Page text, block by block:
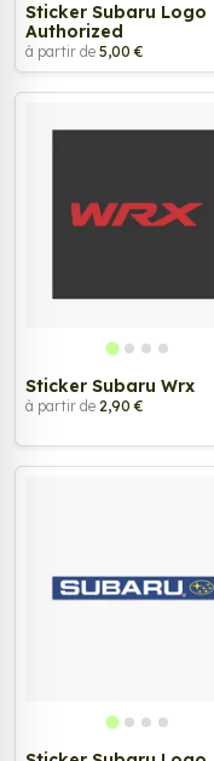
Sticker Subaru Logo
Authorized
à partir de 5,00 €
Sticker Subaru Wrx
à partir de 2,90 €